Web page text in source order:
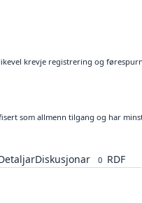
krevje registrering og
som allmenn tilgang og har
Diskusjonar 0 RDF